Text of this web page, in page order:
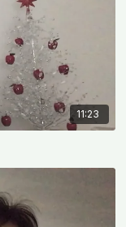
11:23